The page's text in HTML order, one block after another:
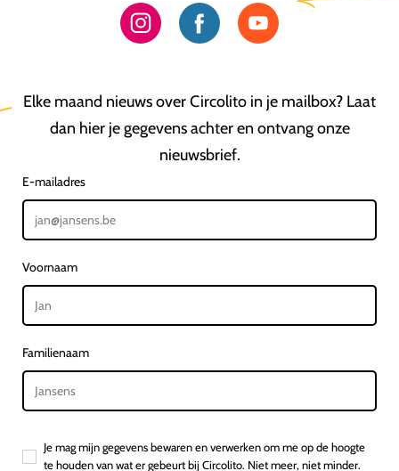
Elke maand nieuws over Circolito in je mailbox? Laat
dan hier je gegevens achter en ontvang onze
nieuwsbrief.
E-mailadres
Voornaam
Familienaam
Je mag mijn gegevens bewaren en verwerken om me op de hoogte
te houden van wat er gebeurt bij Circolito. Niet meer, niet minder.